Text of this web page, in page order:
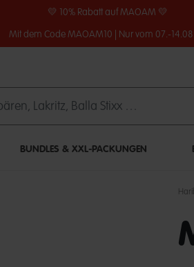
💛 10% Rabatt auf MAOAM 💛
Mit dem Code MAOAM10 | Nur vom 07.-
BUNDLES & XXL-PACKUNGEN